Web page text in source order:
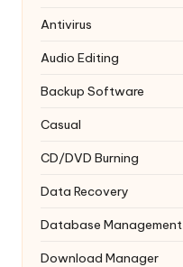
Antivirus
Audio Editing
Backup Software
Casual
CD/DVD Burning
Data Recovery
Database Management
Download Manager